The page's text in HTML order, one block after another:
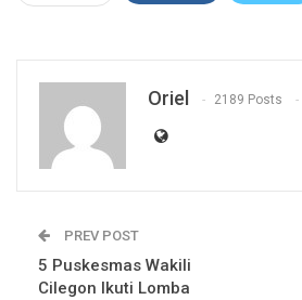
Oriel 2189 Posts
PREV POST
5 Puskesmas Wakili
Cilegon Ikuti Lomba